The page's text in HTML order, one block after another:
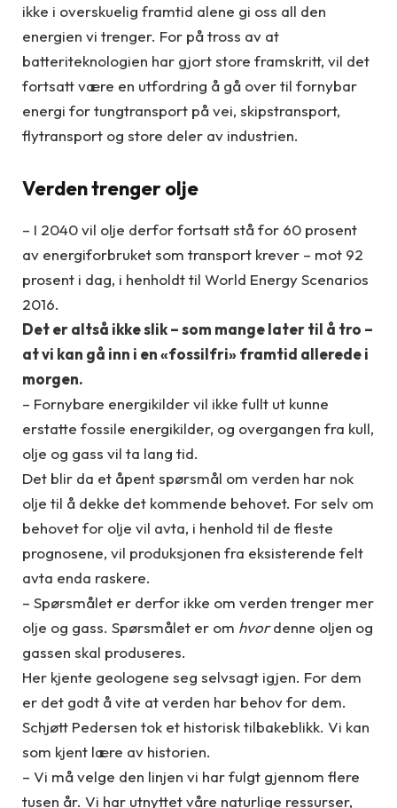
ikke i overskuelig framtid alene gi oss all den
energien vi trenger. For på tross av at
batteriteknologien har gjort store framskritt, vil det
fortsatt være en utfordring å gå over til fornybar
energi for tungtransport på vei, skipstransport,
flytransport og store deler av industrien.
Verden trenger olje
– I 2040 vil olje derfor fortsatt stå for 60 prosent
av energiforbruket som transport krever – mot 92
prosent i dag, i henholdt til World Energy Scenarios
2016.
Det er altså ikke slik – som mange later til å tro –
at vi kan gå inn i en «fossilfri» framtid allerede i
morgen.
– Fornybare energikilder vil ikke fullt ut kunne
erstatte fossile energikilder, og overgangen fra kull,
olje og gass vil ta lang tid.
Det blir da et åpent spørsmål om verden har nok
olje til å dekke det kommende behovet. For selv om
behovet for olje vil avta, i henhold til de fleste
prognosene, vil produksjonen fra eksisterende felt
avta enda raskere.
– Spørsmålet er derfor ikke om verden trenger mer
olje og gass. Spørsmålet er om hvordenne oljen og
gassen skal produseres.
Her kjente geologene seg selvsagt igjen. For dem
er det godt å vite at verden har behov for dem.
Schjøtt Pedersen tok et historisk tilbakeblikk. Vi kan
som kjent lære av historien.
– Vi må velge den linjen vi har fulgt gjennom flere
tusen år. Vi har utnyttet våre naturlige ressurser,